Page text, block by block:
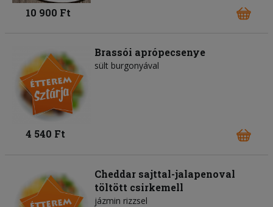
10 900 Ft
Brassói aprópecsenye
sült burgonyával
4 540 Ft
Cheddar sajttal-jalapenoval
töltött csirkemell
jázmin rizzsel